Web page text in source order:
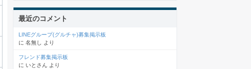
最近のコメント
LINEグループ(グルチャ)募集掲示板
に 名無し より
フレンド募集掲示板
に いとさん より